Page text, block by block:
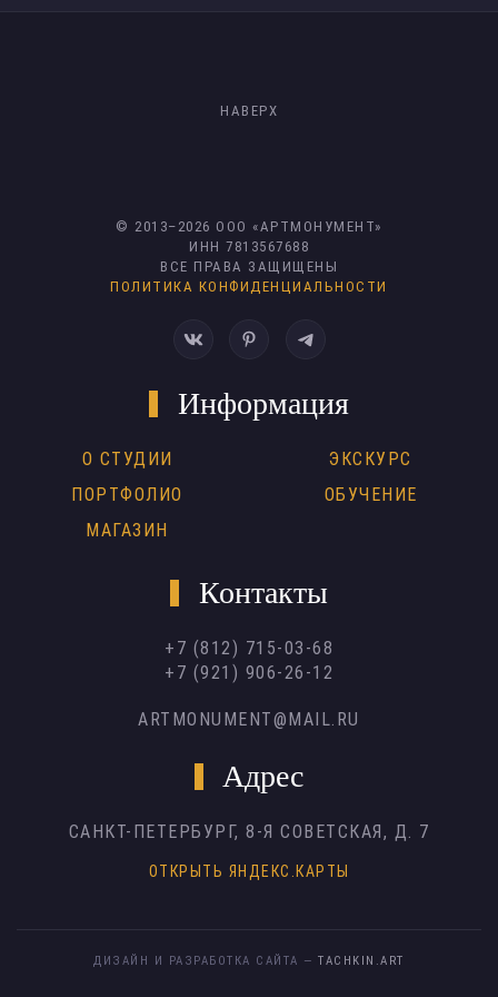
НАВЕРХ
© 2013– 2026 ООО «АРТМОНУМЕНТ»
ИНН 7813567688
ВСЕ ПРАВА ЗАЩИЩЕНЫ
ПОЛИТИКА КОНФИДЕНЦИАЛЬНОСТИ
Информация
О СТУДИИ
ПОРТФОЛИО
МАГАЗИН
ЭКСКУРС
ОБУЧЕНИЕ
Контакты
+7 (812) 715-03-68
+7 (921) 906-26-12
ARTMONUMENT@MAIL.RU
Адрес
САНКТ-ПЕТЕРБУРГ, 8-Я СОВЕТСКАЯ, Д. 7
ОТКРЫТЬ ЯНДЕКС.КАРТЫ
ДИЗАЙН И РАЗРАБОТКА САЙТА —TACHKIN.ART